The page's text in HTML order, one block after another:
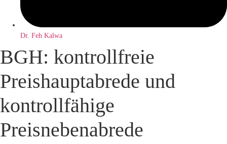
Dr. Feh Kalwa
BGH: kontrollfreie
Preishauptabrede und
kontrollfähige
Preisnebenabrede